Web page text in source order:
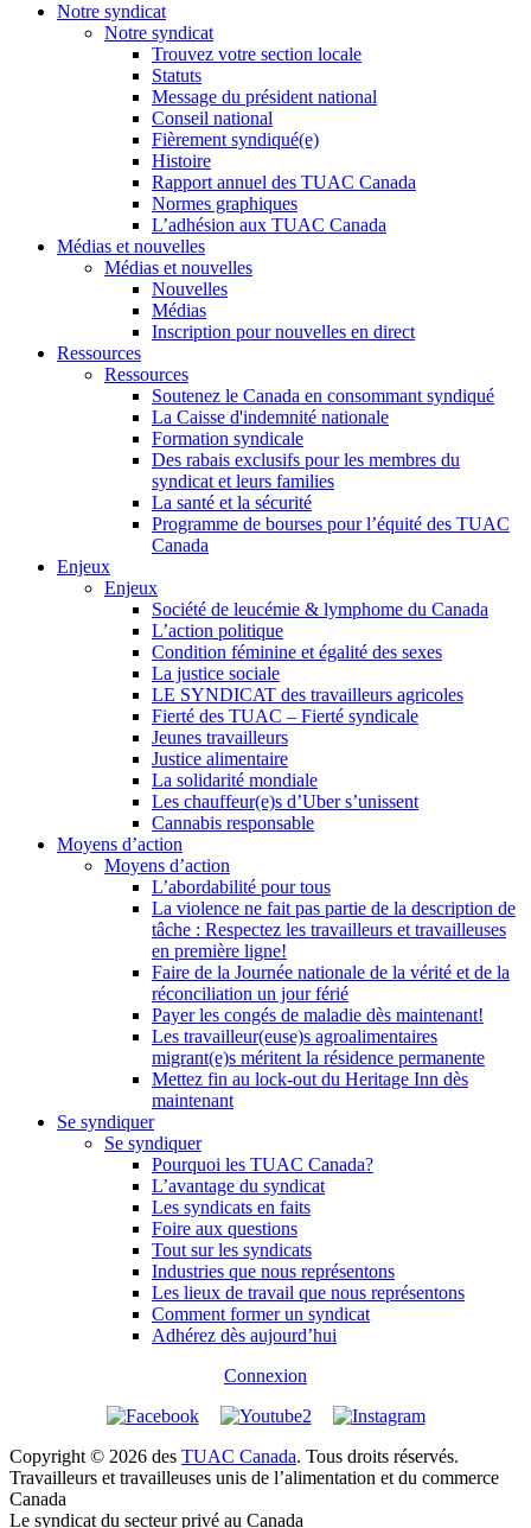
Notre syndicat
Notre syndicat
Trouvez votre section locale
Statuts
Message du président national
Conseil national
Fièrement syndiqué(e)
Histoire
Rapport annuel des TUAC Canada
Normes graphiques
L’adhésion aux TUAC Canada
Médias et nouvelles
Médias et nouvelles
Nouvelles
Médias
Inscription pour nouvelles en direct
Ressources
Ressources
Soutenez le Canada en consommant syndiqué
La Caisse d'indemnité nationale
Formation syndicale
Des rabais exclusifs pour les membres du
syndicat et leurs families
La santé et la sécurité
Programme de bourses pour l’équité des TUAC
Canada
Enjeux
Enjeux
Société de leucémie & lymphome du Canada
L’action politique
Condition féminine et égalité des sexes
La justice sociale
LE SYNDICAT des travailleurs agricoles
Fierté des TUAC – Fierté syndicale
Jeunes travailleurs
Justice alimentaire
La solidarité mondiale
Les chauffeur(e)s d’Uber s’unissent
Cannabis responsable
Moyens d’action
Moyens d’action
L’abordabilité pour tous
La violence ne fait pas partie de la description de
tâche : Respectez les travailleurs et travailleuses
en première ligne!
Faire de la Journée nationale de la vérité et de la
réconciliation un jour férié
Payer les congés de maladie dès maintenant!
Les travailleur(euse)s agroalimentaires
migrant(e)s méritent la résidence permanente
Mettez fin au lock-out du Heritage Inn dès
maintenant
Se syndiquer
Se syndiquer
Pourquoi les TUAC Canada?
L’avantage du syndicat
Les syndicats en faits
Foire aux questions
Tout sur les syndicats
Industries que nous représentons
Les lieux de travail que nous représentons
Comment former un syndicat
Adhérez dès aujourd’hui
Connexion
Copyright © 2026 des TUAC Canada. Tous droits réservés.
Travailleurs et travailleuses unis de l’alimentation et du commerce
Canada
Le syndicat du secteur privé au Canada